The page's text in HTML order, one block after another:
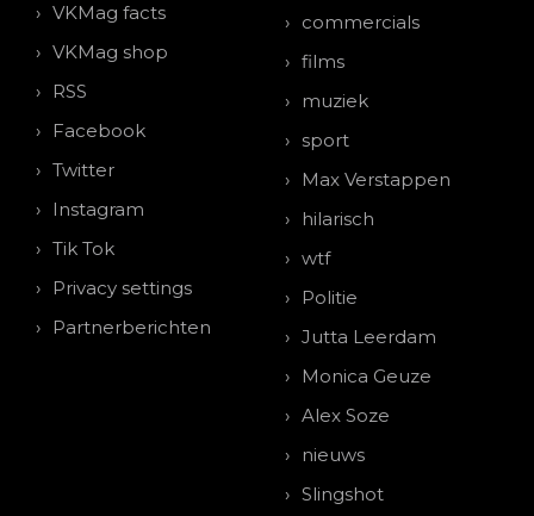
VKMag facts
VKMag shop
RSS
Facebook
Twitter
Instagram
Tik Tok
Privacy settings
Partnerberichten
commercials
films
muziek
sport
Max Verstappen
hilarisch
wtf
Politie
Jutta Leerdam
Monica Geuze
Alex Soze
nieuws
Slingshot